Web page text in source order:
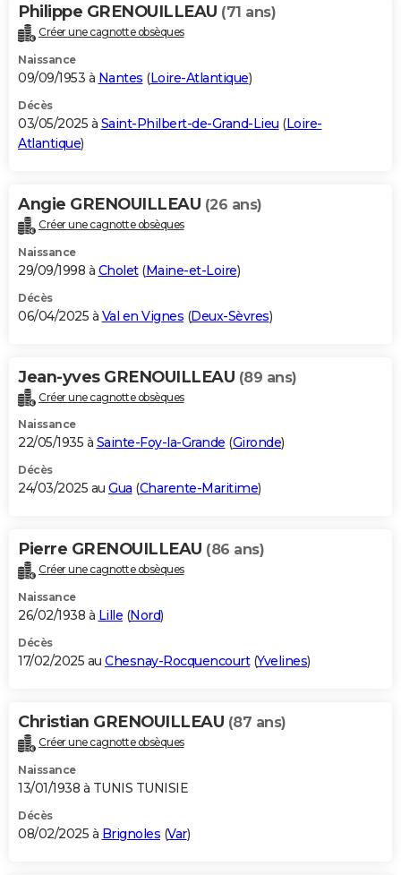
Bricolage
Lifestyle
Culture
Sport
Auto
Television
Voyage
Cinema
Philippe GRENOUILLEAU (71 ans)
Créer une cagnotte obsèques
Naissance
09/09/1953 à Nantes (Loire-Atlantique)
Décès
03/05/2025 à Saint-Philbert-de-Grand-Lieu (Loire-
Atlantique)
Angie GRENOUILLEAU (26 ans)
Créer une cagnotte obsèques
Naissance
29/09/1998 à Cholet(Maine-et-Loire)
Décès
06/04/2025 à Val en Vignes (Deux-Sèvres)
Jean-yves GRENOUILLEAU (89 ans)
Créer une cagnotte obsèques
Naissance
22/05/1935 à Sainte-Foy-la-Grande (Gironde)
Décès
24/03/2025 au Gua (Charente-Maritime)
Pierre GRENOUILLEAU (86 ans)
Créer une cagnotte obsèques
Naissance
26/02/1938 à Lille (Nord)
Décès
17/02/2025 au Chesnay-Rocquencourt(Yvelines)
Christian GRENOUILLEAU (87 ans)
Créer une cagnotte obsèques
Naissance
13/01/1938 à TUNIS TUNISIE
Décès
08/02/2025 à Brignoles (Var)